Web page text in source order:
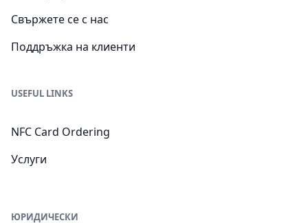
Свържете се с нас
Поддръжка на клиенти
USEFUL LINKS
NFC Card Ordering
Услуги
ЮРИДИЧЕСКИ